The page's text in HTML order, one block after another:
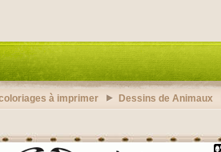
à imprimer Dessins de Animaux